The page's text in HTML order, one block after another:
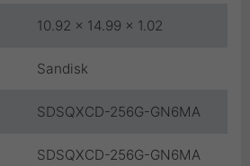
10.92 x 14.99 x 1.02
Sandisk
SDSQXCD-256G-GN6MA
SDSQXCD-256G-GN6MA